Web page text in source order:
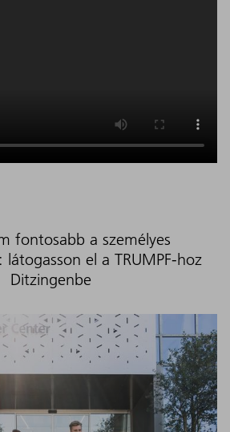
fontosabb a személyes
látogasson el a TRUMPF-hoz
Ditzingenbe